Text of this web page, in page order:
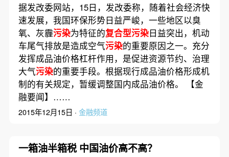
据发改委网站，15日，发改委称，随着社会经济快
速发展，我国环保形势日益严峻，一些地区以臭
氧、灰霾污染为特征的复合型污染日益突出，机动
车尾气排放是造成空气污染的重要原因之一。充分
发挥成品油价格杠杆作用，是促进资源节约、治理
大气污染的重要手段。根据现行成品油价格形成机
制的有关规定，暂缓调整国内成品油价格。 【金
融要闻】……
2015年12月15日 · 金融频道
一箱油半箱税 中国油价高不高？